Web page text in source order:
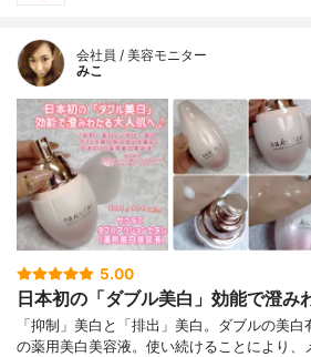
会社員 / 美容モニター
みこ
5.00
日本初の「ダブル美白」効能で澄み
「抑制」美白と「排出」美白。ダブルの美
の薬用美白美容液。使い続けることにより、